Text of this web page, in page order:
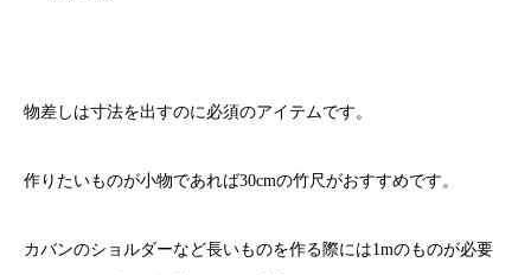
物差しは寸法を出すのに必須のアイテムです。
作りたいものが小物であれば30cmの竹尺がおすすめです。
カバンのショルダーなど長いものを作る際には1mのものが必要